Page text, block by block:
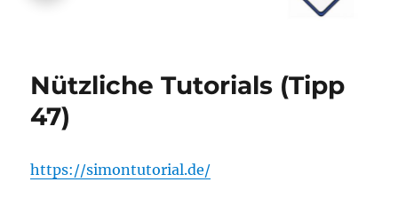
Nützliche Tutorials (Tipp
47)
https://simontutorial.de/